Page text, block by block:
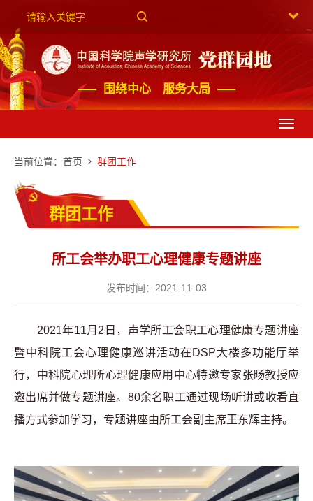
围绕中心 服务大局
当前位置： 首页 群团工作
群团工作
所工会举办职工心理健康专题讲座
发布时间：2021-11-03
2021年11月 2 日，声学所工会职工心理健康专题讲座
暨中科院工会心理健康巡讲活动在 DSP大楼多功能厅举
行，中科院心理所心理健康应用中心特邀专家张旸教授应
邀出席并做专题讲座。 80余名职工通过现场听讲或收看直
播方式参加学习，专题讲座由所工会副主席王东辉主持。